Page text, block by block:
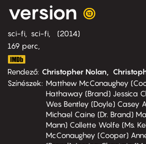
version
sci-fi sci-fi
2014
169 perc,
Rendező Christopher Nolan
Színészek
Matthew McConaughey
Hathaway (Brand) Jessica
Wes Bentley (Doyle) Casey
Michael Caine (Dr. Brand)
Mann) Collette Wolfe (Ms.
McConaughey (Cooper)